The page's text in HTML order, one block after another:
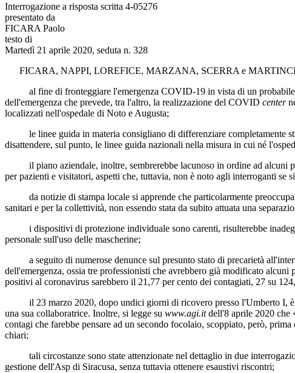
Interrogazione a risposta scritta 4-05276
presentato da
FICARA Paolo
testo di
Martedì 21 aprile 2020, seduta n. 328
FICARA, NAPPI, LOREFICE, MARZANA, SCERRA e
al fine di fronteggiare l'emergenza COVID-19 in vista di un probabile
dell'emergenza che prevede, tra l'altro, la realizzazione del COVID center
localizzati nell'ospedale di Noto e Augusta;
le linee guida in materia consigliano di differenziare completamente
disattendere, sul punto, le linee guida nazionali nella misura in cui né
il piano aziendale, inoltre, sembrerebbe lacunoso in ordine ad alcuni
per pazienti e visitatori, aspetti che, tuttavia, non è noto agli interroganti se
da notizie di stampa locale si apprende che particolarmente
sanitari e per la collettività, non essendo stata da subito attuata una
i dispositivi di protezione individuale sono carenti, risulterebbe
personale sull'uso delle mascherine;
a seguito di numerose denunce sul presunto stato di precarietà
dell'emergenza, ossia tre professionisti che avrebbero già modificato
positivi al coronavirus sarebbero il 21,77 per cento dei contagiati, 27 su
il 23 marzo 2020, dopo undici giorni di ricovero presso l'Umberto I, è
una sua collaboratrice. Inoltre, si legge su www.agi.itdell'8 aprile 2020 che
contagi che farebbe pensare ad un secondo focolaio, scoppiato, però,
chiari;
tali circostanze sono state attenzionate nel dettaglio in due
gestione dell'Asp di Siracusa, senza tuttavia ottenere esaustivi riscontri;